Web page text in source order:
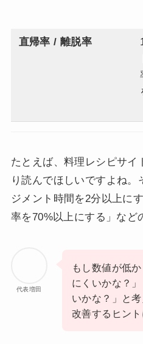
直帰率 / 離脱率
たとえば、料理レシピサイ
り読んでほしいですよね
ジメント時間を2分以上に
率を70%以上にする」など
代表増田
もし数値が低
にくいかな？
いかな？」と
改善するヒント